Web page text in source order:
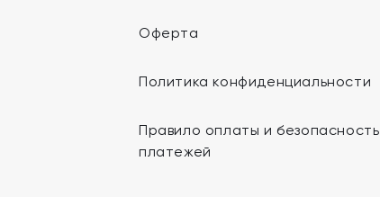
Оферта
Политика конфиденциальности
Правило оплаты и безопасность
платежей